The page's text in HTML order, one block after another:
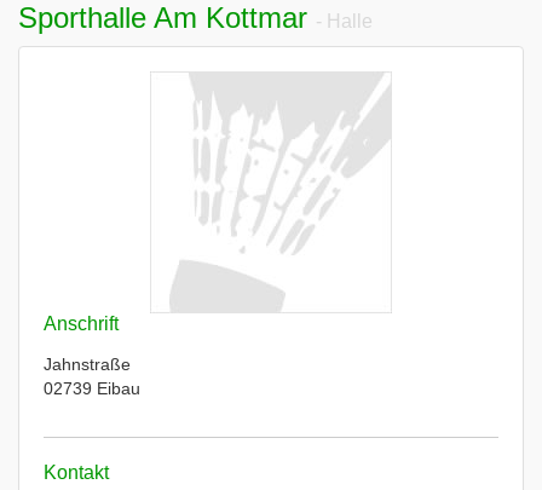
Sporthalle Am Kottmar - Halle
Anschrift
Jahnstraße
02739 Eibau
Kontakt